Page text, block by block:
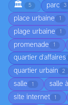
🏛️ 5 parc 3
place urbaine 1
plage urbaine 1
promenade 1
quartier d'affaires
quartier urbain 2
salle 1 salle
site internet 1